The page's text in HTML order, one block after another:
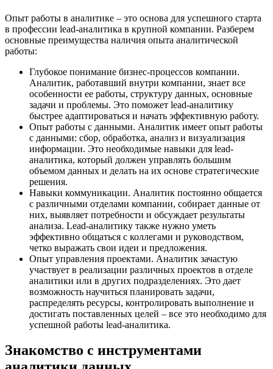
Опыт работы в аналитике – это основа для успешного старта
в профессии lead-аналитика в крупной компании. Разберем
основные преимущества наличия опыта аналитической
работы:
Глубокое понимание бизнес-процессов компании.
Аналитик, работавший внутри компании, знает все
особенности ее работы, структуру данных, основные
задачи и проблемы. Это поможет lead-аналитику
быстрее адаптироваться и начать эффективную работу.
Опыт работы с данными. Аналитик имеет опыт работы
с данными: сбор, обработка, анализ и визуализация
информации. Это необходимые навыки для lead-
аналитика, который должен управлять большим
объемом данных и делать на их основе стратегические
решения.
Навыки коммуникации. Аналитик постоянно общается
с различными отделами компании, собирает данные от
них, выявляет потребности и обсуждает результаты
анализа. Lead-аналитику также нужно уметь
эффективно общаться с коллегами и руководством,
четко выражать свои идеи и предложения.
Опыт управления проектами. Аналитик зачастую
участвует в реализации различных проектов в отделе
аналитики или в других подразделениях. Это дает
возможность научиться планировать задачи,
распределять ресурсы, контролировать выполнение и
достигать поставленных целей – все это необходимо для
успешной работы lead-аналитика.
Знакомство с инструментами